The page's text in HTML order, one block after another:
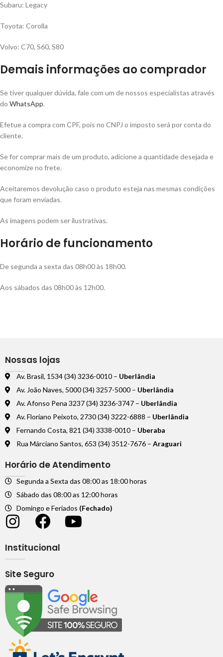
Subaru: Legacy
Toyota: Corolla
Volvo: C70, S60, S80
Demais informações ao comprador
Se tiver qualquer dúvida, fale com um de nossos especialistas através
do WhatsApp.
Efetue a compra com CPF, pois no CNPJ o imposto será por conta do
cliente.
Se for comprar mais de um produto, adicione a quantidade desejada e
economize no frete.
Aceitaremos devolução caso o produto esteja nas mesmas condições
que foram enviadas.
As imagens podem ser ilustrativas.
Horário de funcionamento
De segunda a sexta das 08h00 às 18h00.
Aos sábados das 08h00 às 12h00.
Nossas lojas
Av. Brasil, 1534 (34) 3236-0010 – Uberlândia
Av. João Naves, 5000 (34) 3257-5000 – Uberlândia
Av. Afonso Pena 3237 (34) 3236-3747 – Uberlândia
Av. Floriano Peixoto, 2730 (34) 3222-6888 – Uberlândia
Fernando Costa, 821 (34) 3338-0010 – Uberaba
Rua Márciano Santos, 653 (34) 3512-7676 – Araguari
Horário de Atendimento
Segunda a Sexta das 08:00 as 18:00 horas
Sábado das 08:00 as 12:00 horas
Domingo e Feriados (Fechado)
Institucional
Site Seguro